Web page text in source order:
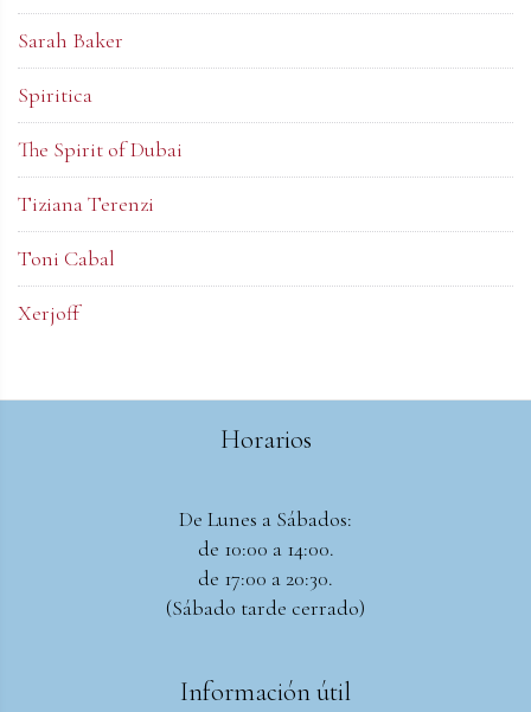
Sarah Baker
Spiritica
The Spirit of Dubai
Tiziana Terenzi
Toni Cabal
Xerjoff
Horarios
De Lunes a Sábados:
de 10:00 a 14:00.
de 17:00 a 20:30.
(Sábado tarde cerrado)
Información útil